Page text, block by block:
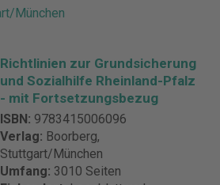
München
Richtlinien zur Grundsicherung
und Sozialhilfe Rheinland-Pfalz
- mit Fortsetzungsbezug
ISBN: 9783415006096
Verlag: Boorberg,
Stuttgart/München
Umfang: 3010 Seiten